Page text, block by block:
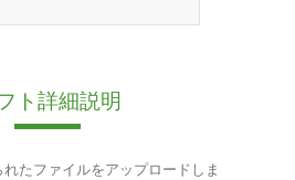
ト詳細説明
たファイルをアップロードしま